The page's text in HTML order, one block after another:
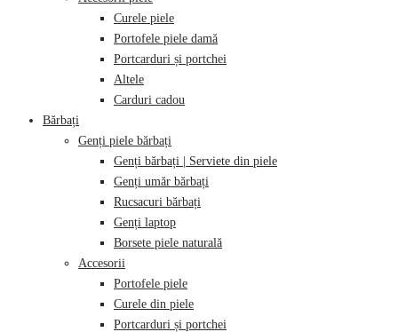
Curele piele
Portofele piele damă
Portcarduri și portchei
Altele
Carduri cadou
Bărbați
Genți piele bărbați
Genți bărbați | Serviete din piele
Genți umăr bărbați
Rucsacuri bărbați
Genți laptop
Borsete piele naturală
Accesorii
Portofele piele
Curele din piele
Portcarduri și portchei